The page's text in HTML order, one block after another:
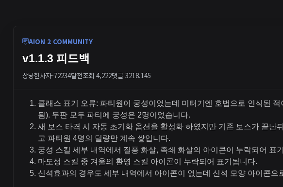
AION 2 COMMUNITY
v1.1.3 피드백
상냥한사자-72234달전조회 4,222댓글 3218.145
클래스 표기 오류: 파티원이 궁성이었는데 미터기엔 호법으로 인식된
됨). 두판 모두 파티에 궁성은 2명이었습니다.
새 보스 타격 시 자동 초기화 옵션을 활성화 하였지만 기존 보스가 끝
고 파티원 4명의 딜량만 계속 쌓입니다.
궁성 스킬 세부 내역에서 질풍 화살, 족쇄 화살의 아이콘이 누락되어 표
마도성 스킬 중 겨울의 환영 스킬 아이콘이 누락되어 표기됩니다.
신석효과의 경우도 세부 내역에서 아이콘이 없는데 신석 모양 아이콘으